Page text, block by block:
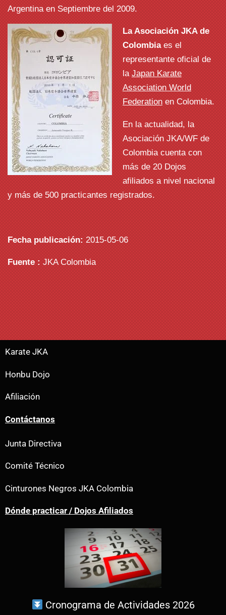
Argentina en Septiembre del 2009.
La Asociación JKA de
Colombiaes el
representante oficial de
laJapan Karate
Association World
Federationen Colombia.
En la actualidad, la
Asociación JKA/WF de
Colombia cuenta con
más de 20 Dojos
afiliados a nivel nacional
y más de 500 practicantes registrados.
Fecha publicación:2015-05-06
Fuente :JKA Colombia
Karate JKA
Honbu Dojo
Afiliación
Contáctanos
Junta Directiva
Comité Técnico
Cinturones Negros JKA Colombia
Dónde practicar / Dojos Afiliados
Cronograma de Actividades 2026